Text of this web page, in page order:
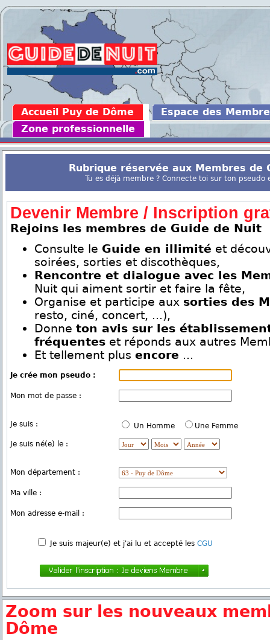
Accueil Puy de Dôme
Espace des Membre
Zone professionnelle
Rubrique réservée aux Membres de
Tu es déjà membre ? Connecte toi sur ton pseudo
Devenir Membre / Inscription
Rejoins les membres de Guide de Nuit
Consulte le Guide en illimité et
soirées, sorties et discothèques,
Rencontre et dialogue avec les
Nuit qui aiment sortir et faire la fête,
Organise et participe aux sorties des
resto, ciné, concert, ...),
Donne ton avis sur les
fréquentes et réponds aux autres
Et tellement plus encore ...
Je crée mon pseudo :
Mon mot de passe :
Je suis : Un Homme Une Femme
Je suis né(e) le :
Mon département :
Ma ville :
Mon adresse e-mail :
Je suis majeur(e) et j'ai lu et accepté les CGU
Zoom sur les nouveaux
Dôme